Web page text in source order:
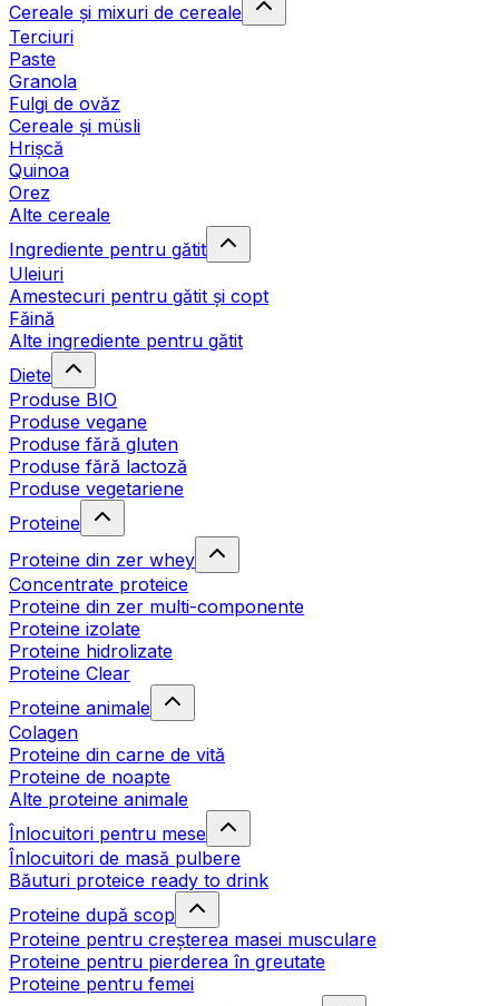
Cereale și mixuri de cereale
Terciuri
Paste
Granola
Fulgi de ovăz
Cereale și müsli
Hrișcă
Quinoa
Orez
Alte cereale
Ingrediente pentru gătit
Uleiuri
Amestecuri pentru gătit și copt
Făină
Alte ingrediente pentru gătit
Diete
Produse BIO
Produse vegane
Produse fără gluten
Produse fără lactoză
Produse vegetariene
Proteine
Proteine din zer whey
Concentrate proteice
Proteine din zer multi-componente
Proteine izolate
Proteine hidrolizate
Proteine Clear
Proteine animale
Colagen
Proteine din carne de vită
Proteine de noapte
Alte proteine animale
Înlocuitori pentru mese
Înlocuitori de masă pulbere
Băuturi proteice ready to drink
Proteine după scop
Proteine pentru creșterea masei musculare
Proteine pentru pierderea în greutate
Proteine pentru femei